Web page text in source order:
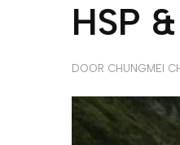
HSP
DOOR CHUNGMEI